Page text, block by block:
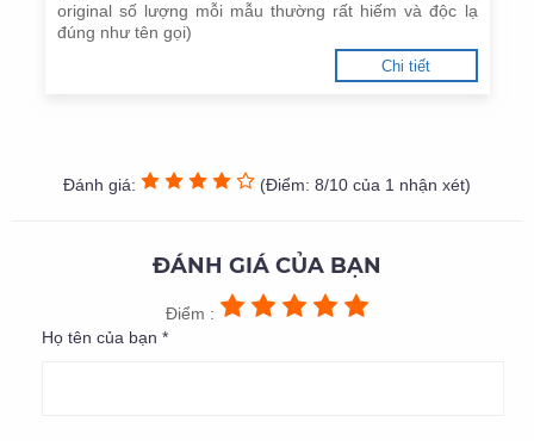
original số lượng mỗi mẫu thường rất hiếm và độc lạ
đúng như tên gọi)
Chi tiết
Đánh giá: (Điểm: 8/10 của 1 nhận xét)
ĐÁNH GIÁ CỦA BẠN
Điểm :
Họ tên của bạn *